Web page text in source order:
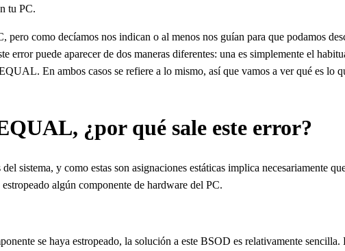
tu PC.
como decíamos nos indican o al menos nos guían para que podamos
error puede aparecer de dos maneras diferentes: una es simplemente el
En ambos casos se refiere a lo mismo, así que vamos a ver qué es lo
¿por qué sale este error?
sistema, y como estas son asignaciones estáticas implica necesariamente
algún componente de hardware del PC.
se haya estropeado, la solución a este BSOD es relativamente